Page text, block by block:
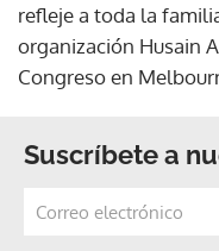
refleje a toda la
organización Husain
Congreso en
Suscríbete a